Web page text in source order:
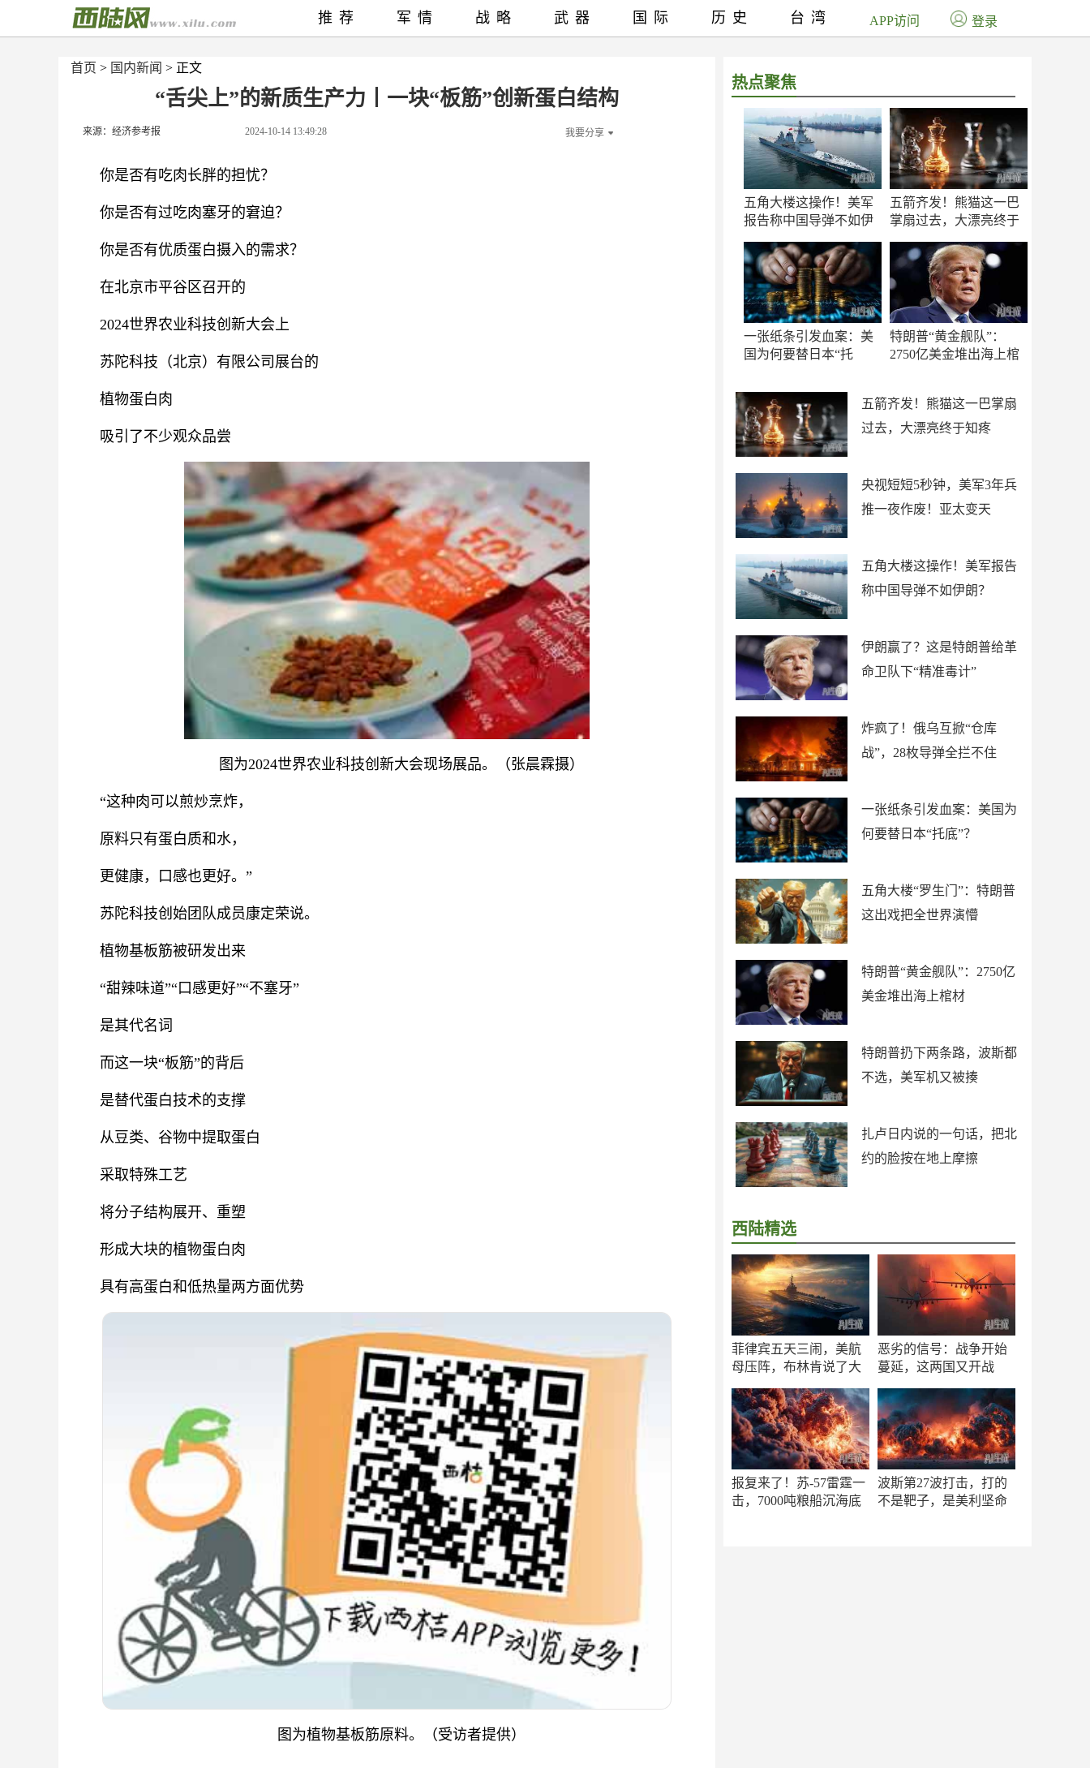
首页 > 国内新闻 > 正文
“舌尖上”的新质生产力丨一块“板筋”创新蛋白结构
来源：经济参考报 2024-10-14 13:49:28 我要分享
你是否有吃肉长胖的担忧？
你是否有过吃肉塞牙的窘迫？
你是否有优质蛋白摄入的需求？
在北京市平谷区召开的
2024世界农业科技创新大会上
苏陀科技（北京）有限公司展台的
植物蛋白肉
吸引了不少观众品尝
图为2024世界农业科技创新大会现场展品。（张晨霖摄）
“这种肉可以煎炒烹炸，
原料只有蛋白质和水，
更健康，口感也更好。”
苏陀科技创始团队成员康定荣说。
植物基板筋被研发出来
“甜辣味道”“口感更好”“不塞牙”
是其代名词
而这一块“板筋”的背后
是替代蛋白技术的支撑
从豆类、谷物中提取蛋白
采取特殊工艺
将分子结构展开、重塑
形成大块的植物蛋白肉
具有高蛋白和低热量两方面优势
图为植物基板筋原料。（受访者提供）
热点聚焦
五角大楼这操作！美军
报告称中国导弹不如伊
五箭齐发！熊猫这一巴
掌扇过去，大漂亮终于
一张纸条引发血案：美
国为何要替日本“托
特朗普“黄金舰队”：
2750亿美金堆出海上棺
五箭齐发！熊猫这一巴掌扇
过去，大漂亮终于知疼
央视短短5秒钟，美军3年兵
推一夜作废！亚太变天
五角大楼这操作！美军报告
称中国导弹不如伊朗？
伊朗赢了？这是特朗普给革
命卫队下“精准毒计”
炸疯了！俄乌互掀“仓库
战”，28枚导弹全拦不住
一张纸条引发血案：美国为
何要替日本“托底”？
五角大楼“罗生门”：特朗普
这出戏把全世界演懵
特朗普“黄金舰队”：2750亿
美金堆出海上棺材
特朗普扔下两条路，波斯都
不选，美军机又被揍
扎卢日内说的一句话，把北
约的脸按在地上摩擦
西陆精选
菲律宾五天三闹，美航
母压阵，布林肯说了大
恶劣的信号：战争开始
蔓延，这两国又开战
报复来了！苏-57雷霆一
击，7000吨粮船沉海底
波斯第27波打击，打的
不是靶子，是美利坚命
推荐 军情 战略 武器 国际 历史 台湾 APP访问 登录